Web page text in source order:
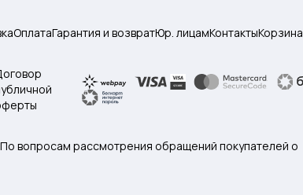
ОплатаГарантия и возвратЮр. лицамКонтактыКорзина
вопросам рассмотрения обращений покупателей о